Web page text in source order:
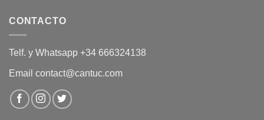
CONTACTO
Telf. y Whatsapp +34 666324138
Email contact@cantuc.com